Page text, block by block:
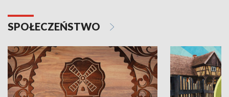
SPOŁECZEŃSTWO